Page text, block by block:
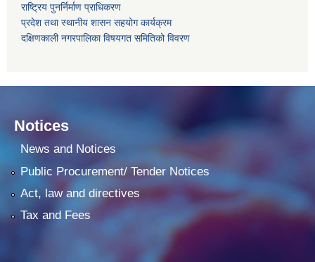
राष्ट्रिय पुनर्निर्माण प्राधिकरण
प्रदेश तथा स्थानीय शासन सहयोग कार्यक्रम
दक्षिणकाली नगरपालिका विषयगत समितिको विवरण
Notices
News and Notices
Public Procurement/ Tender Notices
Act, law and directives
Tax and Fees